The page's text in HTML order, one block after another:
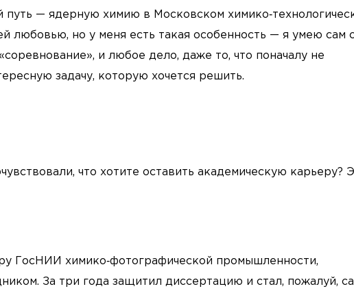
— ядерную химию в Московском
любовью, но у меня есть такая особенность — я умею сам
и любое дело, даже то, что поначалу не
задачу, которую хочется решить.
что хотите оставить академическую карьеру?
ГосНИИ химико‑фотографической промышленности,
За три года защитил диссертацию и стал, пожалуй,